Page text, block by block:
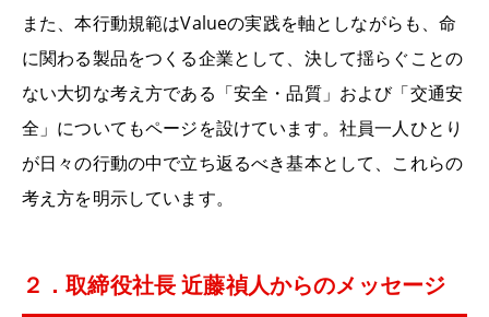
また、本行動規範はValueの実践を軸としながらも、命
に関わる製品をつくる企業として、決して揺らぐことの
ない大切な考え方である「安全・品質」および「交通安
全」についてもページを設けています。社員一人ひとり
が日々の行動の中で立ち返るべき基本として、これらの
考え方を明示しています。
２．取締役社長 近藤禎人からのメッセージ